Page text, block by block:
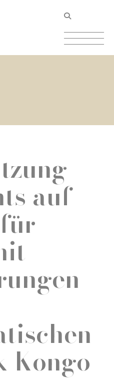
auf
Kongo